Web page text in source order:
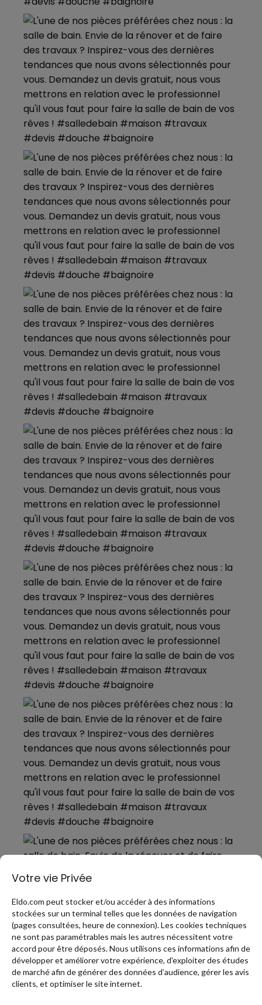
PLUS DE PINS
Votre vie Privée
Eldo.com peut stocker et/ou accéder à des informations
stockées sur un terminal telles que les données de navigation
(pages consultées, heure de connexion). Les cookies techniques
ne sont pas paramétrables mais les autres nécessitent votre
accord pour être déposés. Nous utilisons ces informations afin de
développer et améliorer votre expérience, d'exploiter des études
de marché afin de générer des données d’audience, gérer les avis
clients, et optimiser le site internet.